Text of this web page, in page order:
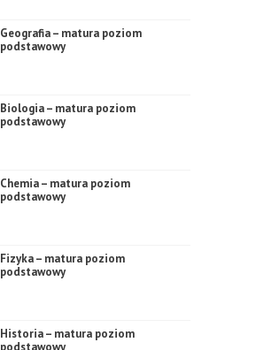
Geografia – matura poziom
podstawowy
Biologia – matura poziom
podstawowy
Chemia – matura poziom
podstawowy
Fizyka – matura poziom
podstawowy
Historia – matura poziom
podstawowy